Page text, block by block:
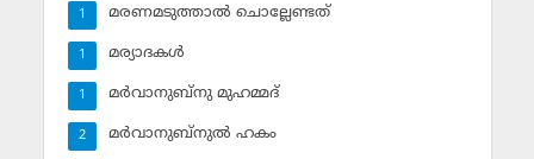
മരണമടുത്താല്‍ ചൊല്ലേണ്ടത്
1
മര്യാദകള്‍
1
മര്‍വാനുബ്‌നു മുഹമ്മദ്
1
മര്‍വാനുബ്‌നുല്‍ ഹകം
2